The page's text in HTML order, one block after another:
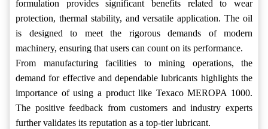
formulation provides significant benefits related to wear
protection, thermal stability, and versatile application. The oil
is designed to meet the rigorous demands of modern
machinery, ensuring that users can count on its performance.
From manufacturing facilities to mining operations, the
demand for effective and dependable lubricants highlights the
importance of using a product like Texaco MEROPA 1000.
The positive feedback from customers and industry experts
further validates its reputation as a top-tier lubricant.